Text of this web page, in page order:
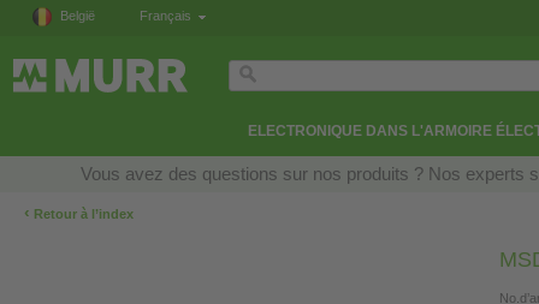
België Français
ELECTRONIQUE DANS L'ARMOIRE
Vous avez des questions sur nos produits ? Nos experts
‹ Retour à l’index